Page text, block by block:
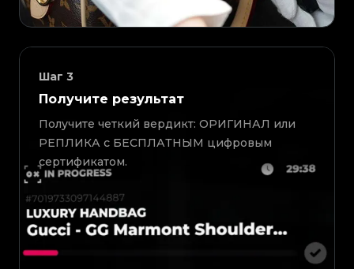
Шаг 3
Получите результат
Получите четкий вердикт: ОРИГИНАЛ или
РЕПЛИКА с БЕСПЛАТНЫМ цифровым
сертификатом.